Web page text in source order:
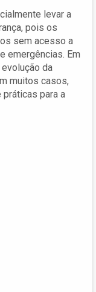
levar a
pois os
sem acesso a
emergências. Em
da
muitos casos,
para a